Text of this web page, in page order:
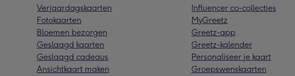
Verjaardagskaarten
Fotokaarten
Bloemen bezorgen
Geslaagd kaarten
Geslaagd cadeaus
Ansichtkaart maken
Influencer co-collecties
MyGreetz
Greetz-app
Greetz-kalender
Personaliseer je kaart
Groepswenskaarten